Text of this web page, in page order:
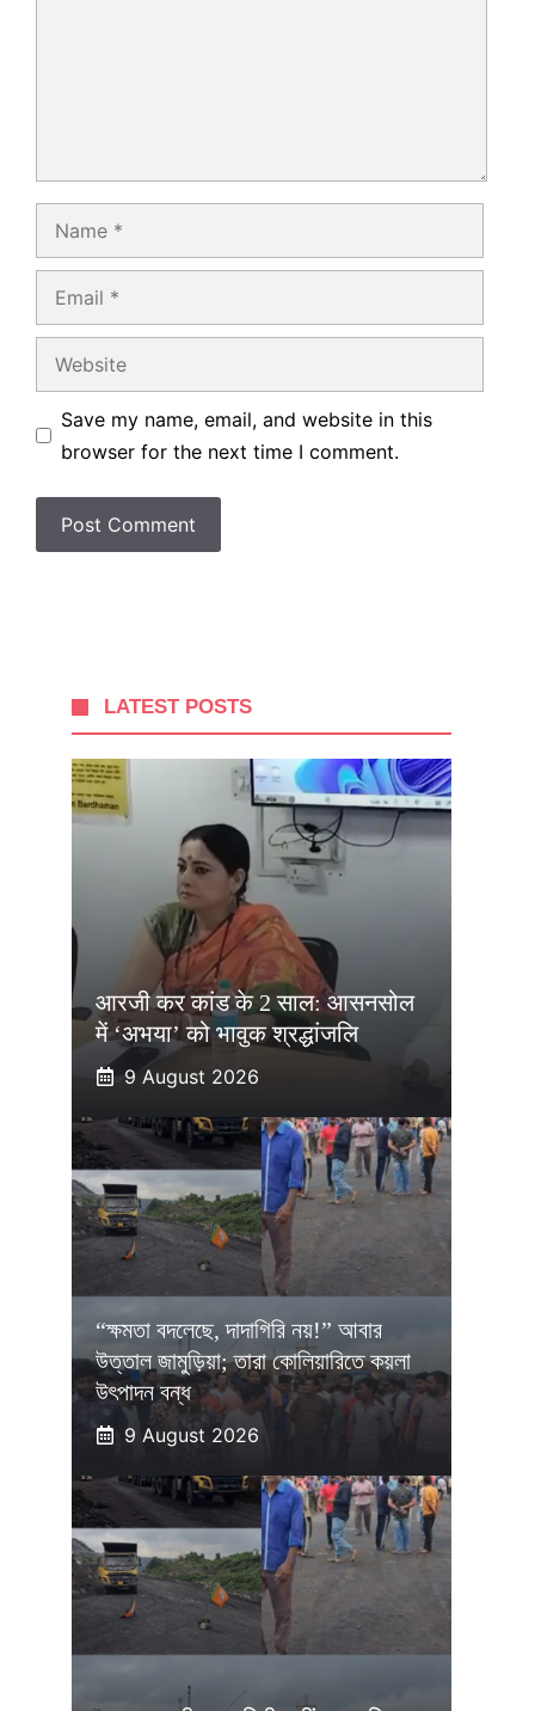
Save my name, email, and website in this
browser for the next time I comment.
LATEST POSTS
आरजी कर कांड के 2 साल: आसनसोल
में ‘अभया’ को भावुक श्रद्धांजलि
9 August 2026
“ক্ষমতা বদলেছে, দাদাগিরি নয়!” আবার
উত্তাল জামুড়িয়া; তারা কোলিয়ারিতে কয়লা
উৎপাদন বন্ধ
9 August 2026